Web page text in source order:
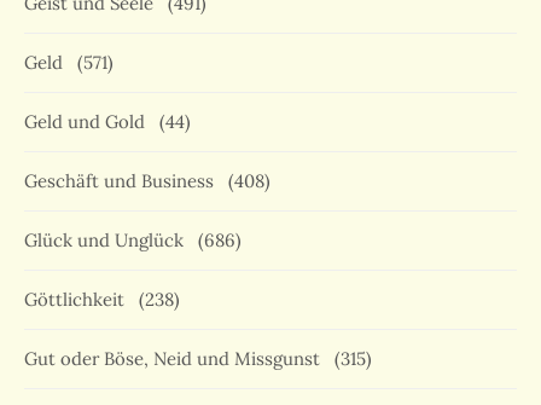
Geld (571)
Geld und Gold (44)
Geschäft und Business (408)
Glück und Unglück (686)
Göttlichkeit (238)
Gut oder Böse, Neid und Missgunst (315)